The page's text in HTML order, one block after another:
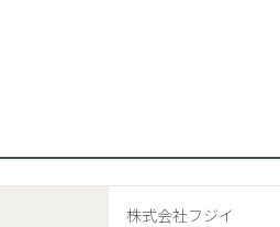
株式会社フジイ